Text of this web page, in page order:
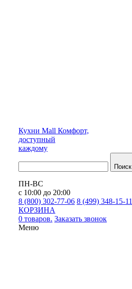
Кухни Mall Комфорт,
доступный
каждому
Поиск
ПН-ВС
с 10:00 до 20:00
8 (800) 302-77-06 8 (499) 348-15-11
КОРЗИНА
0 товаров. Заказать звонок
Меню